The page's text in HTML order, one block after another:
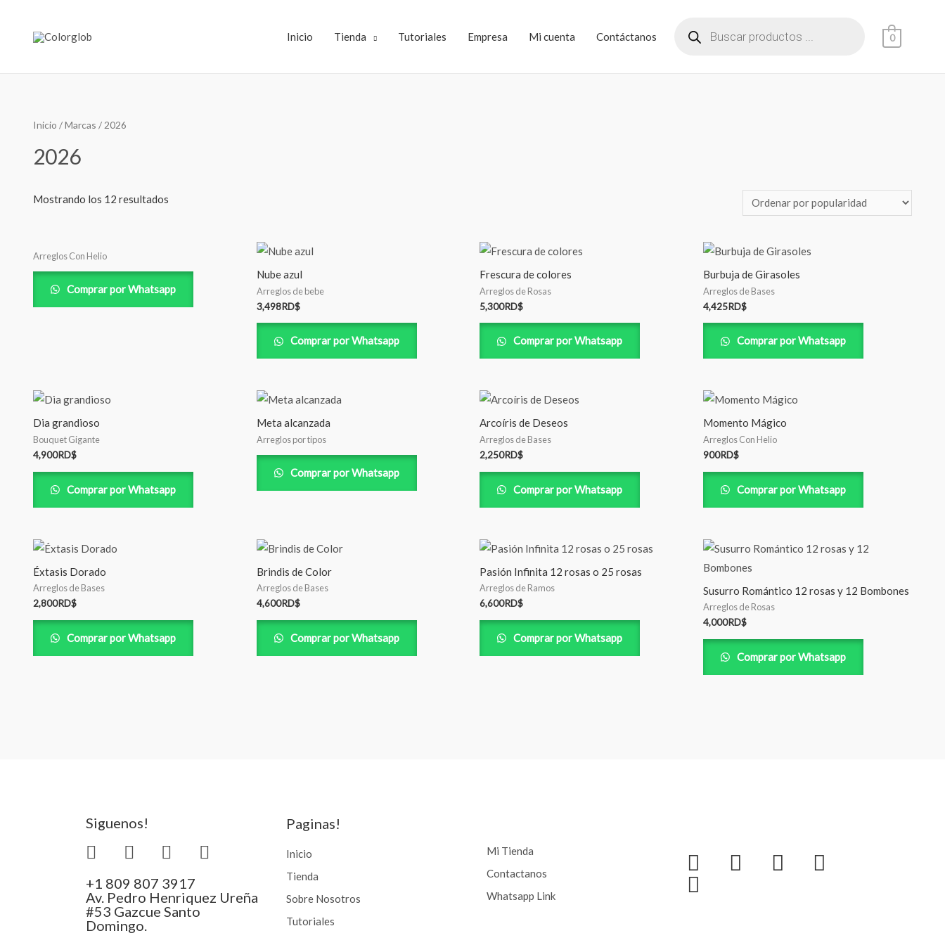
Inicio Tienda Tutoriales Empresa Mi cuenta Contáctanos 0
Inicio / Marcas / 2026
2026
Mostrando los 12 resultados
Arreglos Con Helio
Comprar por Whatsapp
Nube azul
Arreglos de bebe
3,498RD$
Comprar por Whatsapp
Frescura de colores
Arreglos de Rosas
5,300RD$
Comprar por Whatsapp
Burbuja de Girasoles
Arreglos de Bases
4,425RD$
Comprar por Whatsapp
Dia grandioso
Bouquet Gigante
4,900RD$
Comprar por Whatsapp
Meta alcanzada
Arreglos por tipos
Comprar por Whatsapp
Arcoíris de Deseos
Arreglos de Bases
2,250RD$
Comprar por Whatsapp
Momento Mágico
Arreglos Con Helio
900RD$
Comprar por Whatsapp
Éxtasis Dorado
Arreglos de Bases
2,800RD$
Comprar por Whatsapp
Brindis de Color
Arreglos de Bases
4,600RD$
Comprar por Whatsapp
Pasión Infinita 12 rosas o 25 rosas
Arreglos de Ramos
6,600RD$
Comprar por Whatsapp
Susurro Romántico 12 rosas y 12 Bombones
Arreglos de Rosas
4,000RD$
Comprar por Whatsapp
Siguenos!
+1 809 807 3917
Av. Pedro Henriquez Ureña
#53 Gazcue Santo
Domingo.
Paginas!
Inicio
Tienda
Sobre Nosotros
Tutoriales
Mi Tienda
Contactanos
Whatsapp Link